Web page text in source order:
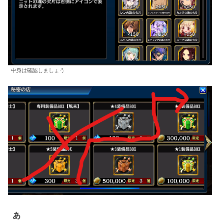
中身は確認しましょう
あ